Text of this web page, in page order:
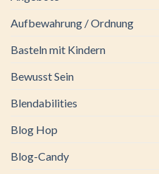
Aufbewahrung / Ordnung
Basteln mit Kindern
Bewusst Sein
Blendabilities
Blog Hop
Blog-Candy